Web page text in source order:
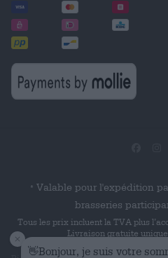
* Valable pour l'expédition
brasseries
Tous les prix incluent la TVA plus
Livraison gratuite
© 2026 Die Bierothek
est un
® ®